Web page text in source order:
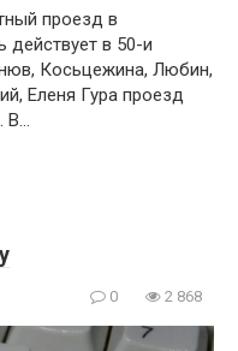
проезд в
действует в 50-и
Косьцежина, Любин,
Еленя Гура проезд
В…
0 2 868